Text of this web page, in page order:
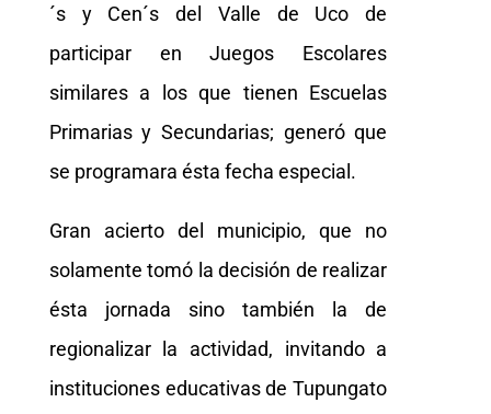
´s y Cen´s del Valle de Uco de
participar en Juegos Escolares
similares a los que tienen Escuelas
Primarias y Secundarias; generó que
se programara ésta fecha especial.
Gran acierto del municipio, que no
solamente tomó la decisión de realizar
ésta jornada sino también la de
regionalizar la actividad, invitando a
instituciones educativas de Tupungato